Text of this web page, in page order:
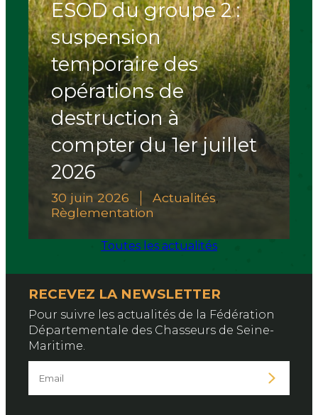
ESOD du groupe 2 :
suspension
temporaire des
opérations de
destruction à
compter du 1er juillet
2026
30 juin 2026 Actualités,
Règlementation
Toutes les actualités
RECEVEZ LA NEWSLETTER
Pour suivre les actualités de la Fédération
Départementale des Chasseurs de Seine-
Maritime.